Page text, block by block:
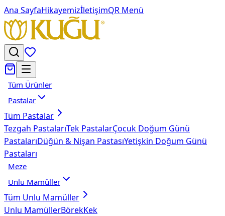
Ana SayfaHikayemizİletişimQR Menü
Tüm Ürünler
Pastalar
Tüm Pastalar
Tezgah PastalarıTek PastalarÇocuk Doğum Günü
PastalarıDüğün & Nişan PastasıYetişkin Doğum Günü
Pastaları
Meze
Unlu Mamüller
Tüm Unlu Mamüller
Unlu MamüllerBörekKek